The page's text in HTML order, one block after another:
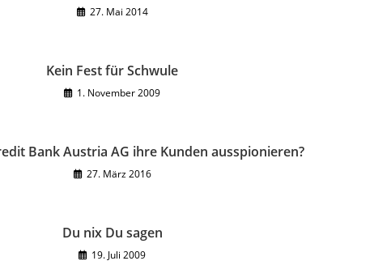
27. Mai 2014
Kein Fest für Schwule
1. November 2009
Bank Austria AG ihre Kunden ausspionieren?
27. März 2016
Du nix Du sagen
19. Juli 2009